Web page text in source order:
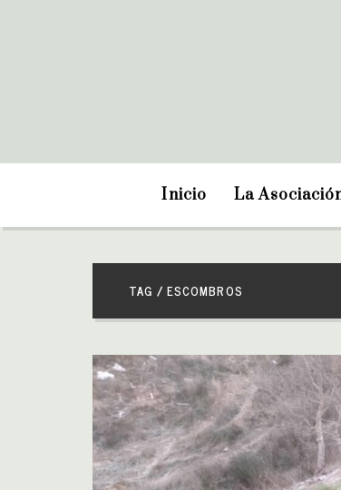
Inicio La
TAG / ESCOMBROS